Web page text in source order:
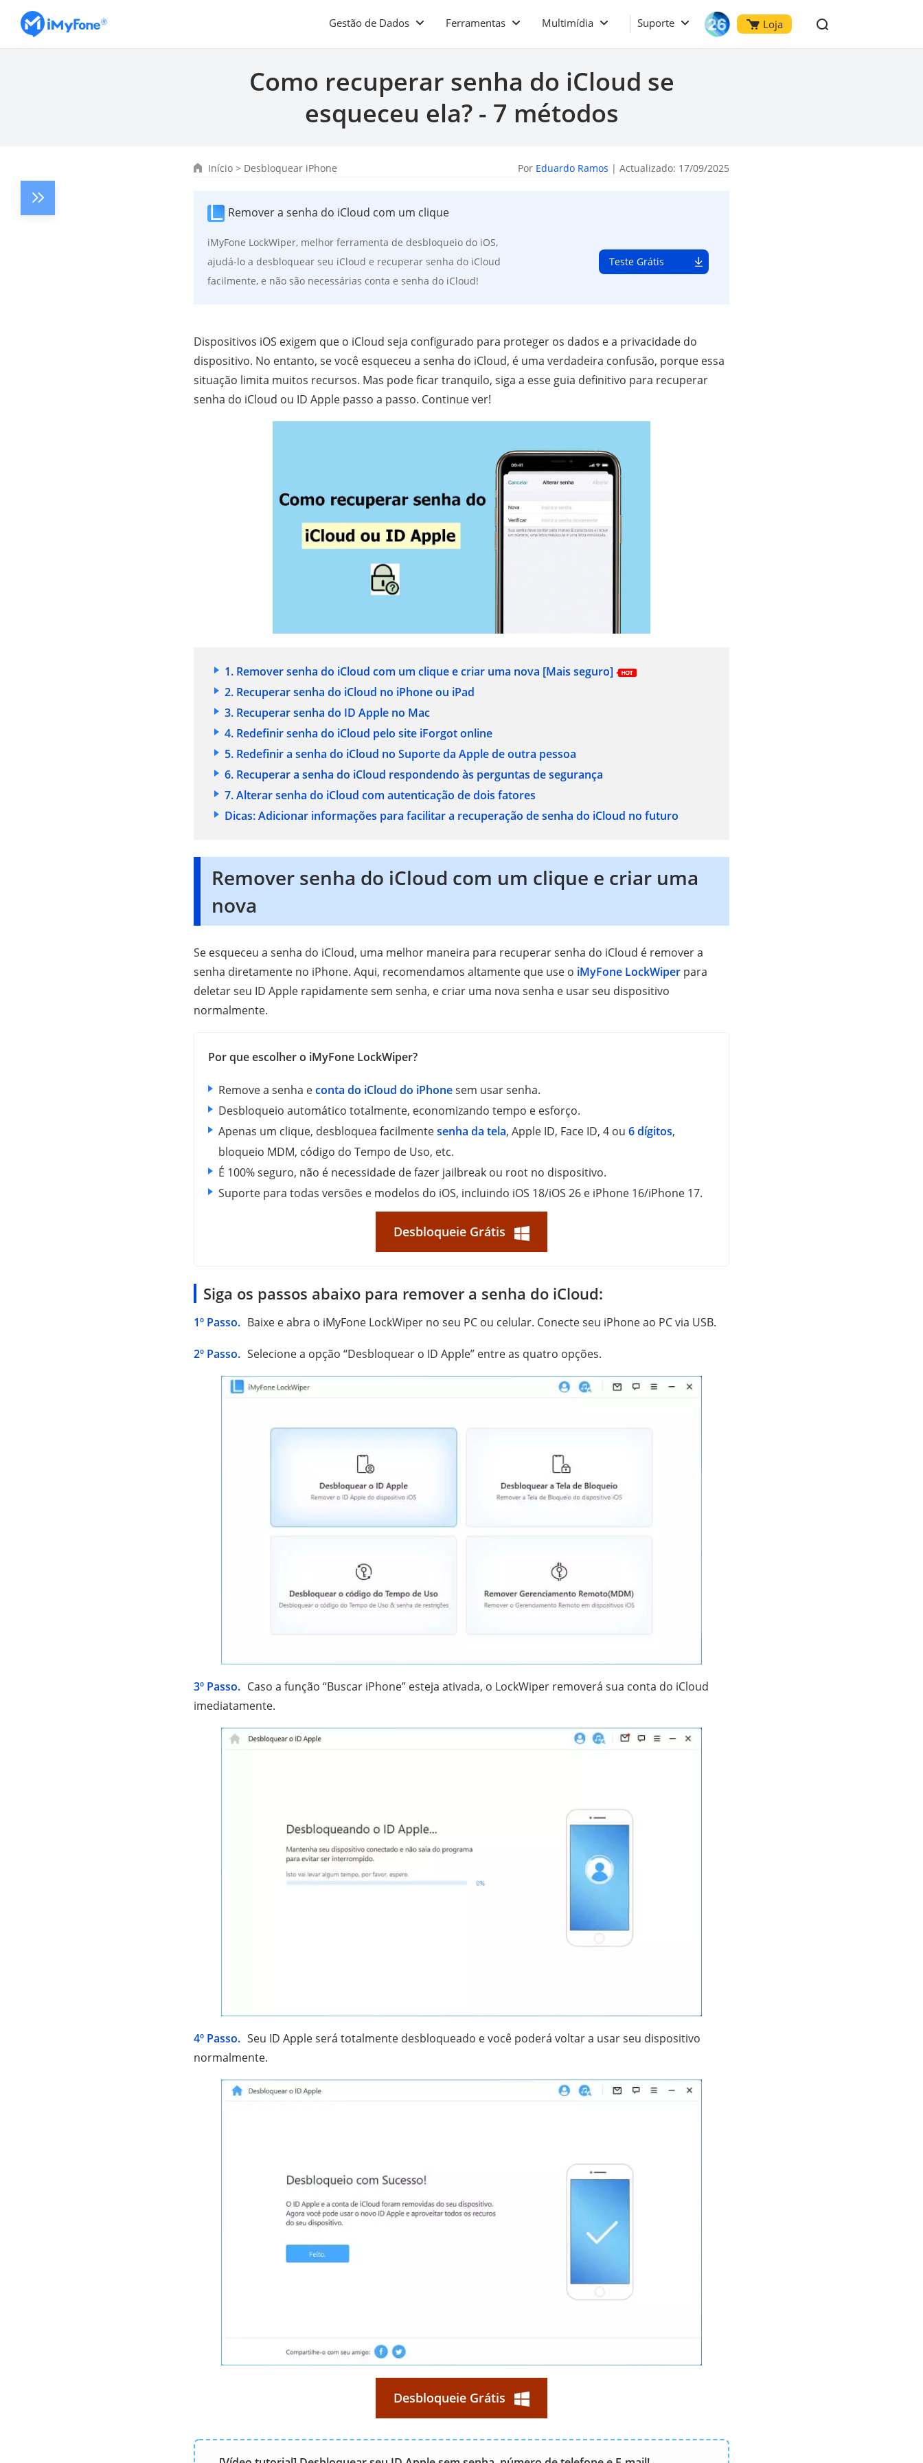
Gestão de Dados Ferramentas Multimídia Suporte Loja
Como recuperar senha do iCloud se
esqueceu ela? - 7 métodos
Início > Desbloquear iPhone Por Eduardo Ramos | Actualizado: 17/09/2025
Remover a senha do iCloud com um clique
iMyFone LockWiper, melhor ferramenta de desbloqueio do iOS,
ajudá-lo a desbloquear seu iCloud e recuperar senha do iCloud
facilmente, e não são necessárias conta e senha do iCloud!
Teste Grátis
Dispositivos iOS exigem que o iCloud seja configurado para proteger os dados e a privacidade do
dispositivo. No entanto, se você esqueceu a senha do iCloud, é uma verdadeira confusão, porque essa
situação limita muitos recursos. Mas pode ficar tranquilo, siga a esse guia definitivo para recuperar
senha do iCloud ou ID Apple passo a passo. Continue ver!
1. Remover senha do iCloud com um clique e criar uma nova [Mais seguro]
2. Recuperar senha do iCloud no iPhone ou iPad
3. Recuperar senha do ID Apple no Mac
4. Redefinir senha do iCloud pelo site iForgot online
5. Redefinir a senha do iCloud no Suporte da Apple de outra pessoa
6. Recuperar a senha do iCloud respondendo às perguntas de segurança
7. Alterar senha do iCloud com autenticação de dois fatores
Dicas:Adicionar informações para facilitar a recuperação de senha do iCloud no futuro
Remover senha do iCloud com um clique e criar uma
nova
Se esqueceu a senha do iCloud, uma melhor maneira para recuperar senha do iCloud é remover a
senha diretamente no iPhone. Aqui, recomendamos altamente que use o iMyFone LockWiper para
deletar seu ID Apple rapidamente sem senha, e criar uma nova senha e usar seu dispositivo
normalmente.
Por que escolher o iMyFone LockWiper?
Remove a senha econta do iCloud do iPhonesem usar senha.
Desbloqueio automático totalmente, economizando tempo e esforço.
Apenas um clique, desbloquea facilmentesenha da tela, Apple ID, Face ID, 4 ou 6 dígitos,
bloqueio MDM, código do Tempo de Uso, etc.
É 100% seguro, não é necessidade de fazer jailbreak ou root no dispositivo.
Suporte para todas versões e modelos do iOS, incluindo iOS 18/iOS 26 e iPhone 16/iPhone 17.
Desbloqueie Grátis
Siga os passos abaixo para remover a senha do iCloud:
1º Passo. Baixe e abra o iMyFone LockWiper no seu PC ou celular. Conecte seu iPhone ao PC via USB.
2º Passo. Selecione a opção “Desbloquear o ID Apple” entre as quatro opções.
3º Passo. Caso a função “Buscar iPhone” esteja ativada, o LockWiper removerá sua conta do iCloud
imediatamente.
4º Passo. Seu ID Apple será totalmente desbloqueado e você poderá voltar a usar seu dispositivo
normalmente.
Desbloqueie Grátis